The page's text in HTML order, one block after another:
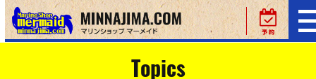
Topics